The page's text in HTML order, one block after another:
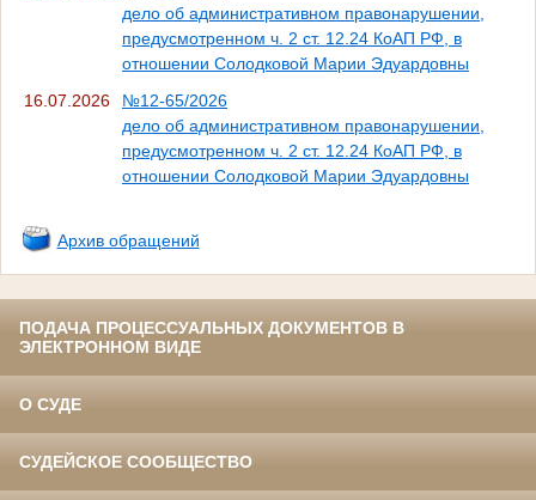
дело об административном правонарушении,
предусмотренном ч. 2 ст. 12.24 КоАП РФ, в
отношении Солодковой Марии Эдуардовны
16.07.2026
№12-65/2026
дело об административном правонарушении,
предусмотренном ч. 2 ст. 12.24 КоАП РФ, в
отношении Солодковой Марии Эдуардовны
Архив обращений
ПОДАЧА ПРОЦЕССУАЛЬНЫХ ДОКУМЕНТОВ В
ЭЛЕКТРОННОМ ВИДЕ
О СУДЕ
СУДЕЙСКОЕ СООБЩЕСТВО